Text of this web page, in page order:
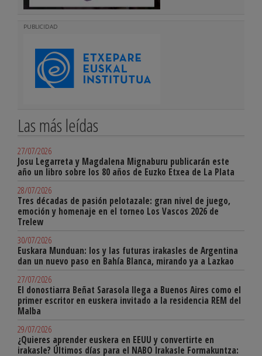
PUBLICIDAD
Las más leídas
27/07/2026
Josu Legarreta y Magdalena Mignaburu publicarán este
año un libro sobre los 80 años de Euzko Etxea de La Plata
28/07/2026
Tres décadas de pasión pelotazale: gran nivel de juego,
emoción y homenaje en el torneo Los Vascos 2026 de
Trelew
30/07/2026
Euskara Munduan: los y las futuras irakasles de Argentina
dan un nuevo paso en Bahía Blanca, mirando ya a Lazkao
27/07/2026
El donostiarra Beñat Sarasola llega a Buenos Aires como el
primer escritor en euskera invitado a la residencia REM del
Malba
29/07/2026
¿Quieres aprender euskera en EEUU y convertirte en
irakasle? Últimos días para el NABO Irakasle Formakuntza: